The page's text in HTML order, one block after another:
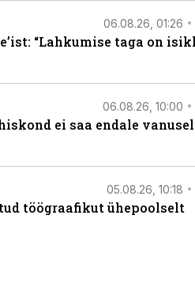
06.08.26, 01:26
“Lahkumise taga on
06.08.26, 10:00
ei saa endale
05.08.26, 10:18
töögraafikut ühepoolselt